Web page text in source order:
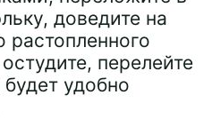
доведите на
перелейте
удобно